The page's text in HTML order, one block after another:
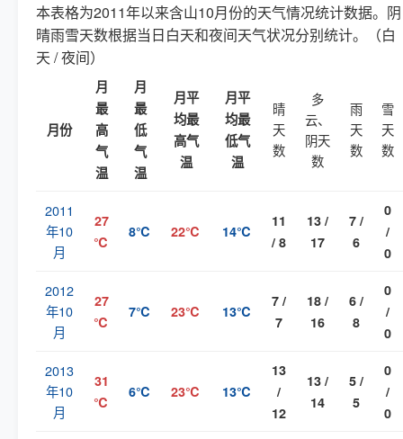
本表格为2011年以来含山10月份的天气情况统计数据。阴
晴雨雪天数根据当日白天和夜间天气状况分别统计。（白
天 / 夜间）
月份
月
最
高
气
温
月
最
低
气
温
月平
均最
高气
温
月平
均最
低气
温
晴
天
数
多
云、
阴天
数
雨
天
数
雪
天
数
2011
年10
月
27
℃
8℃ 22℃ 14℃
11
/ 8
13 /
17
7 /
6
0
/
0
2012
年10
月
27
℃
7℃ 23℃ 13℃
7 /
7
18 /
16
6 /
8
0
/
0
2013
年10
月
31
℃
6℃ 23℃ 13℃
13
/
12
13 /
14
5 /
5
0
/
0